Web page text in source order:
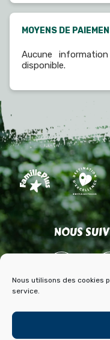
Nous utilisons des cookies
service.
MOYENS DE
Aucune
disponible.
NOUS